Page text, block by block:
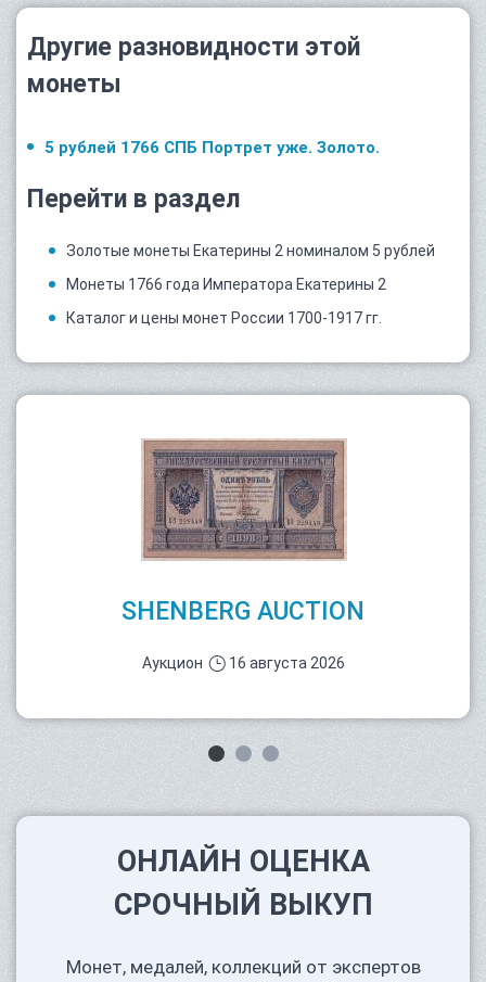
Другие разновидности этой
монеты
5 рублей 1766 СПБ Портрет уже. Золото.
Перейти в раздел
Золотые монеты Екатерины 2 номиналом 5 рублей
Монеты 1766 года Императора Екатерины 2
Каталог и цены монет России 1700-1917 гг.
SHENBERG AUCTION
Аукцион 16 августа 2026
ОНЛАЙН ОЦЕНКА
СРОЧНЫЙ ВЫКУП
Монет, медалей, коллекций от экспертов